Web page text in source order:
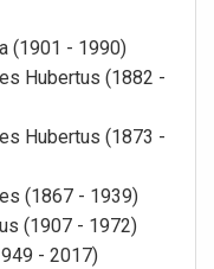
(1901 - 1990)
Hubertus (1882 -
Hubertus (1873 -
(1867 - 1939)
(1907 - 1972)
- 2017)